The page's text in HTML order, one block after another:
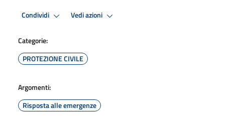
Condividi Vedi azioni
Categorie:
PROTEZIONE CIVILE
Argomenti:
Risposta alle emergenze